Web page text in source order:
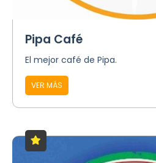
Pipa Café
El mejor café de Pipa.
VER MÁS